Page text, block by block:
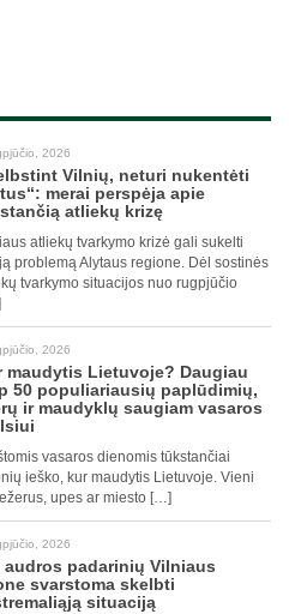
2026
Vilnių, neturi nukentėti
merai perspėja apie
atliekų krizę
atliekų tvarkymo krizė gali sukelti
problemą Alytaus regione. Dėl sostinės
tvarkymo situacijos nuo rugpjūčio
2026
maudytis Lietuvoje? Daugiau
50 populiariausių paplūdimių,
ir maudyklų saugiam vasaros
vasaros dienomis tūkstančiai
ieško, kur maudytis Lietuvoje. Vieni
upes ar miesto […]
2026
audros padarinių Vilniaus
svarstoma skelbti
situaciją